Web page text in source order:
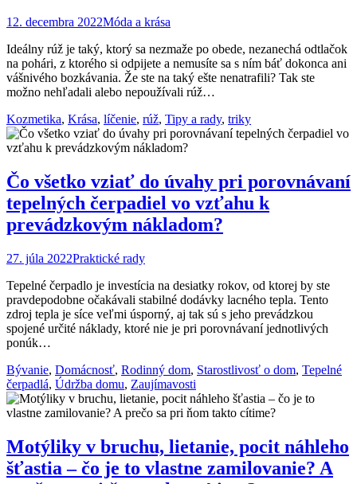
12. decembra 2022Móda a krása
Ideálny rúž je taký, ktorý sa nezmaže po obede, nezanechá odtlačok
na pohári, z ktorého si odpijete a nemusíte sa s ním báť dokonca ani
vášnivého bozkávania. Že ste na taký ešte nenatrafili? Tak ste
možno nehľadali alebo nepoužívali rúž…
Kozmetika, Krása, líčenie, rúž, Tipy a rady, triky
Čo všetko vziať do úvahy pri porovnávaní
tepelných čerpadiel vo vzťahu k
prevádzkovým nákladom?
27. júla 2022Praktické rady
Tepelné čerpadlo je investícia na desiatky rokov, od ktorej by ste
pravdepodobne očakávali stabilné dodávky lacného tepla. Tento
zdroj tepla je síce veľmi úsporný, aj tak sú s jeho prevádzkou
spojené určité náklady, ktoré nie je pri porovnávaní jednotlivých
ponúk…
Bývanie, Domácnosť, Rodinný dom, Starostlivosť o dom, Tepelné
čerpadlá, Údržba domu, Zaujímavosti
Motýliky v bruchu, lietanie, pocit náhleho
šťastia – čo je to vlastne zamilovanie? A